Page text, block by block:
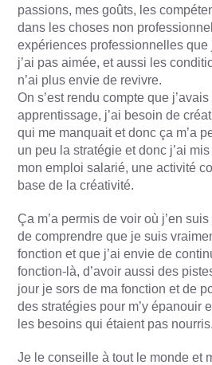
passions, mes goûts, les
dans les choses non
expériences professionnelles que
j’ai pas aimée, et aussi les
n’ai plus envie de revivre.
On s’est rendu compte que
apprentissage, j’ai besoin de
qui me manquait et donc ça m’a
un peu la stratégie et donc j’ai
mon emploi salarié, une activité
base de la créativité.
Ça m’a permis de voir où j’en
de comprendre que je suis
fonction et que j’ai envie de
fonction-là, d’avoir aussi des
jour je sors de ma fonction et de
des stratégies pour m’y épanouir
les besoins qui étaient pas nourris.
Je le conseille à tout le monde et